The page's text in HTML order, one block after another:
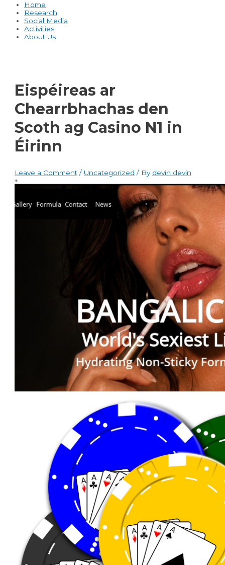
Home
Research
Social Media
Activities
About Us
Eispéireas ar
Chearrbhachas den
Scoth ag Casino N1 in
Éirinn
Leave a Comment / Uncategorized / By devin devin